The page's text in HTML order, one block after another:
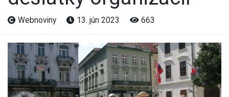
Webnoviny 13. jún 2023 663